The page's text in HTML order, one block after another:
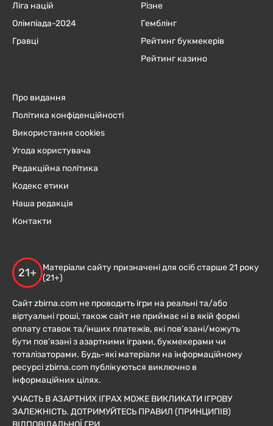
Ліга націй
Олімпіада-2024
Гравці
Різне
Гемблінг
Рейтинг букмекерів
Рейтинг казино
Про видання
Політика конфіденційності
Використання cookies
Угода користувача
Редакційна політика
Кодекс етики
Наша редакція
Контакти
21+
Матеріали сайту призначені для осіб старше 21 року
(21+)
Сайт zbirna.com не проводить ігри на реальні та/або
віртуальні гроші, також сайт не приймає ні в якій формі
оплату ставок та/інших платежів, які пов’язані/можуть
бути пов’язані з азартними іграми, букмекерами чи
тоталізаторами. Будь-які матеріали на інформаційному
ресурсі zbirna.com публікуються виключно в
інформаційних цілях.
УЧАСТЬ В АЗАРТНИХ ІГРАХ МОЖЕ ВИКЛИКАТИ ІГРОВУ
ЗАЛЕЖНІСТЬ. ДОТРИМУЙТЕСЬ ПРАВИЛ (ПРИНЦИПІВ)